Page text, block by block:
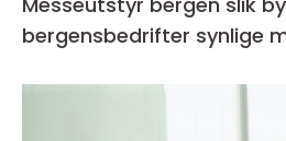
bergensbedrifter synlige